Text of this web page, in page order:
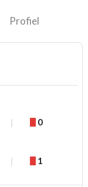
Profiel
0
1